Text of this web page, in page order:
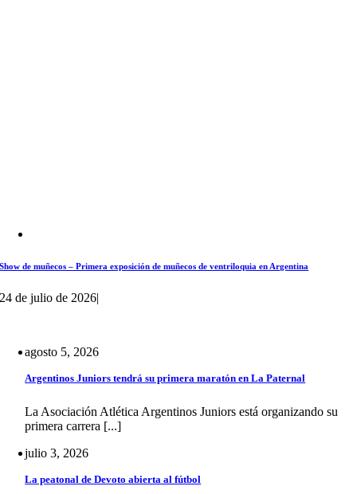
Show de muñecos – Primera exposición de muñecos de ventriloquia en Argentina
24 de julio de 2026|
agosto 5, 2026
Argentinos Juniors tendrá su primera maratón en La Paternal
La Asociación Atlética Argentinos Juniors está organizando su
primera carrera [...]
julio 3, 2026
La peatonal de Devoto abierta al fútbol